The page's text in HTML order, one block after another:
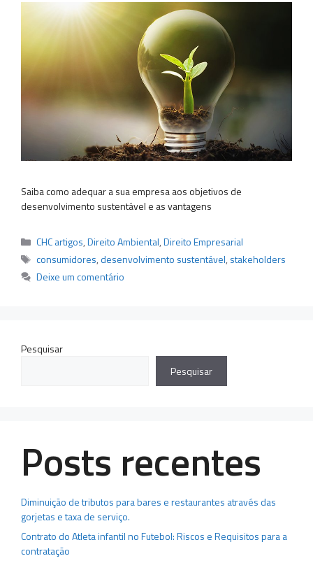
Saiba como adequar a sua empresa aos objetivos de
desenvolvimento sustentável e as vantagens
Categorias
CHC artigos,Direito Ambiental,Direito Empresarial
Tags
consumidores,desenvolvimento sustentável, stakeholders
Deixe um comentário
Pesquisar
Pesquisar
Posts recentes
Diminuição de tributos para bares e restaurantes através das
gorjetas e taxa de serviço.
Contrato do Atleta infantil no Futebol: Riscos e Requisitos para a
contratação